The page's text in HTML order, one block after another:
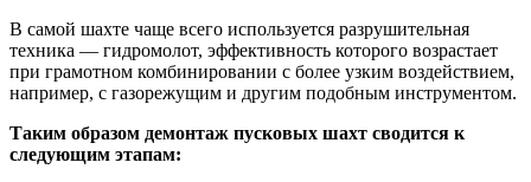
В самой шахте чаще всего используется разрушительная
техника — гидромолот, эффективность которого возрастает
при грамотном комбинировании с более узким воздействием,
например, с газорежущим и другим подобным инструментом.
Таким образом демонтаж пусковых шахт сводится к
следующим этапам: